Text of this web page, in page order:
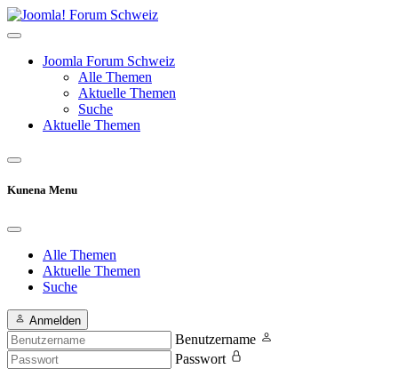
Joomla Forum Schweiz
Alle Themen
Aktuelle Themen
Suche
Aktuelle Themen
Kunena Menu
Alle Themen
Aktuelle Themen
Suche
Anmelden
Benutzername
Passwort